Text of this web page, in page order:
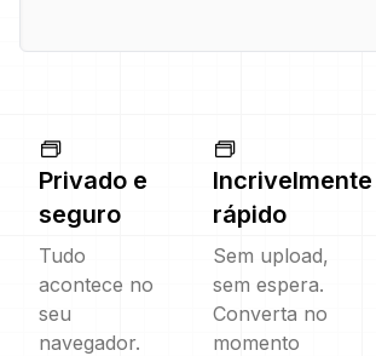
Privado e
seguro
Tudo
acontece no
seu
navegador.
Incrivelmente
rápido
Sem upload,
sem espera.
Converta no
momento